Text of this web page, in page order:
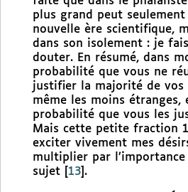
plus grand peut
nouvelle ère scientifique,
dans son isolement : je
douter. En résumé, dans
probabilité que vous ne
justifier la majorité de vos
même les moins étranges,
probabilité que vous les
Mais cette petite fraction
exciter vivement mes
multiplier par l’importance
sujet
13 .